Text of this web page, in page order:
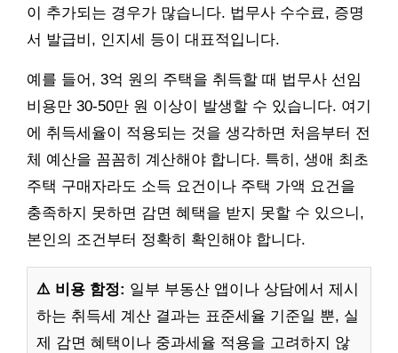
이 추가되는 경우가 많습니다. 법무사 수수료, 증명
서 발급비, 인지세 등이 대표적입니다.
예를 들어, 3억 원의 주택을 취득할 때 법무사 선임
비용만 30-50만 원 이상이 발생할 수 있습니다. 여기
에 취득세율이 적용되는 것을 생각하면 처음부터 전
체 예산을 꼼꼼히 계산해야 합니다. 특히, 생애 최초
주택 구매자라도 소득 요건이나 주택 가액 요건을
충족하지 못하면 감면 혜택을 받지 못할 수 있으니,
본인의 조건부터 정확히 확인해야 합니다.
⚠️ 비용 함정: 일부 부동산 앱이나 상담에서 제시
하는 취득세 계산 결과는 표준세율 기준일 뿐, 실
제 감면 혜택이나 중과세율 적용을 고려하지 않